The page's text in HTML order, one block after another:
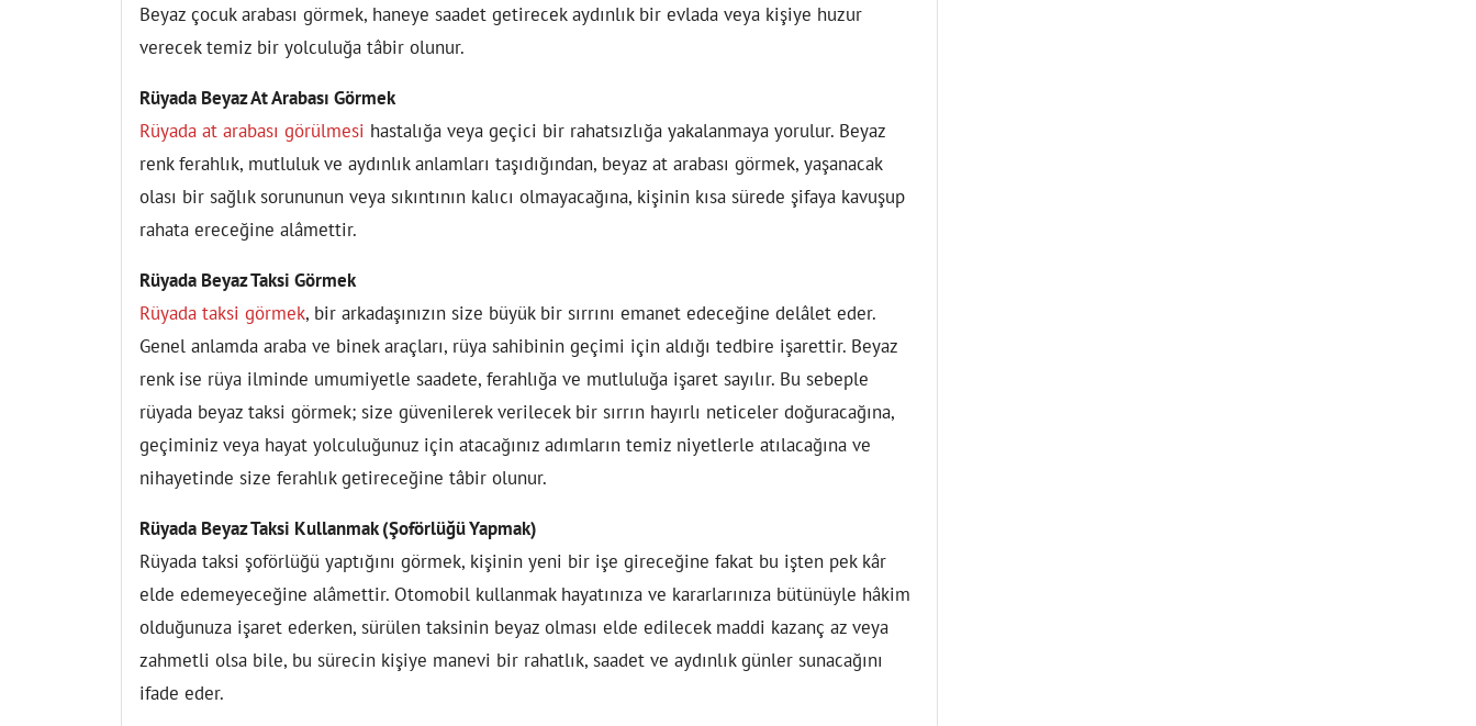
Beyaz çocuk arabası görmek, haneye saadet getirecek aydınlık bir evlada veya kişiye huzur
verecek temiz bir yolculuğa tâbir olunur.
Rüyada Beyaz At Arabası Görmek
Rüyada at arabası görülmesi hastalığa veya geçici bir rahatsızlığa yakalanmaya yorulur. Beyaz
renk ferahlık, mutluluk ve aydınlık anlamları taşıdığından, beyaz at arabası görmek, yaşanacak
olası bir sağlık sorununun veya sıkıntının kalıcı olmayacağına, kişinin kısa sürede şifaya kavuşup
rahata ereceğine alâmettir.
Rüyada Beyaz Taksi Görmek
Rüyada taksi görmek, bir arkadaşınızın size büyük bir sırrını emanet edeceğine delâlet eder.
Genel anlamda araba ve binek araçları, rüya sahibinin geçimi için aldığı tedbire işarettir. Beyaz
renk ise rüya ilminde umumiyetle saadete, ferahlığa ve mutluluğa işaret sayılır. Bu sebeple
rüyada beyaz taksi görmek; size güvenilerek verilecek bir sırrın hayırlı neticeler doğuracağına,
geçiminiz veya hayat yolculuğunuz için atacağınız adımların temiz niyetlerle atılacağına ve
nihayetinde size ferahlık getireceğine tâbir olunur.
Rüyada Beyaz Taksi Kullanmak (Şoförlüğü Yapmak)
Rüyada taksi şoförlüğü yaptığını görmek, kişinin yeni bir işe gireceğine fakat bu işten pek kâr
elde edemeyeceğine alâmettir. Otomobil kullanmak hayatınıza ve kararlarınıza bütünüyle hâkim
olduğunuza işaret ederken, sürülen taksinin beyaz olması elde edilecek maddi kazanç az veya
zahmetli olsa bile, bu sürecin kişiye manevi bir rahatlık, saadet ve aydınlık günler sunacağını
ifade eder.